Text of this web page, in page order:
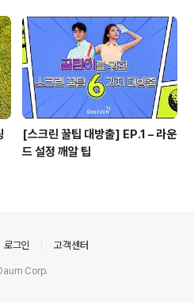
[스크린 꿀팁 대방출] EP.1 – 라운
드 설정 깨알 팁
로그인 고객센터
Corp.